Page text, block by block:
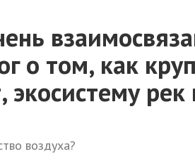
о том, как
воздуха?